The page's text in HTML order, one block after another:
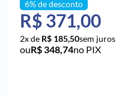
R$ 348,74no PIX
R$ 371,00
2x de R$ 185,50